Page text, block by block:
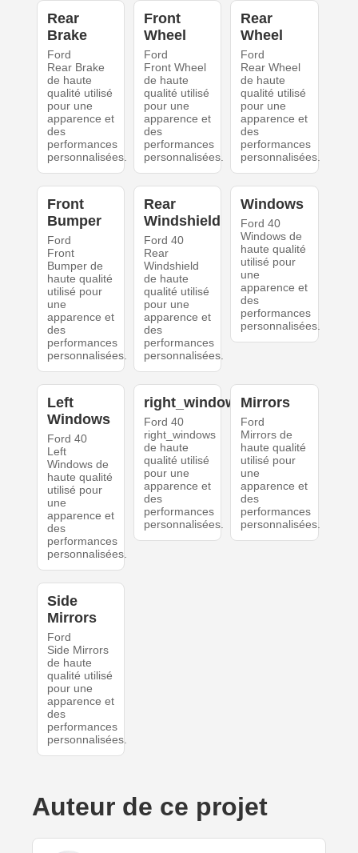
Rear
Brake
Ford
Rear Brake
de haute
qualité utilisé
pour une
apparence et
des
performances
personnalisées.
Front
Wheel
Ford
Front Wheel
de haute
qualité utilisé
pour une
apparence et
des
performances
personnalisées.
Rear
Wheel
Ford
Rear Wheel
de haute
qualité utilisé
pour une
apparence et
des
performances
personnalisées.
Front
Bumper
Ford
Front
Bumper de
haute qualité
utilisé pour
une
apparence et
des
performances
personnalisées.
Rear
Windshield
Ford 40
Rear
Windshield
de haute
qualité utilisé
pour une
apparence et
des
performances
personnalisées.
Windows
Ford 40
Windows de
haute qualité
utilisé pour
une
apparence et
des
performances
personnalisées.
Left
Windows
Ford 40
Left
Windows de
haute qualité
utilisé pour
une
apparence et
des
performances
personnalisées.
right_windows
Ford 40
right_windows
de haute
qualité utilisé
pour une
apparence et
des
performances
personnalisées.
Mirrors
Ford
Mirrors de
haute qualité
utilisé pour
une
apparence et
des
performances
personnalisées.
Side
Mirrors
Ford
Side Mirrors
de haute
qualité utilisé
pour une
apparence et
des
performances
personnalisées.
Auteur de ce projet